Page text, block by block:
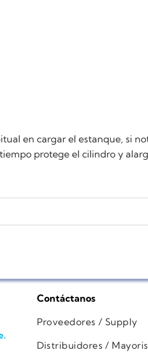
en cargar el estanque, si
protege el cilindro y
Contáctanos
Proveedores / Supply
Distribuidores /